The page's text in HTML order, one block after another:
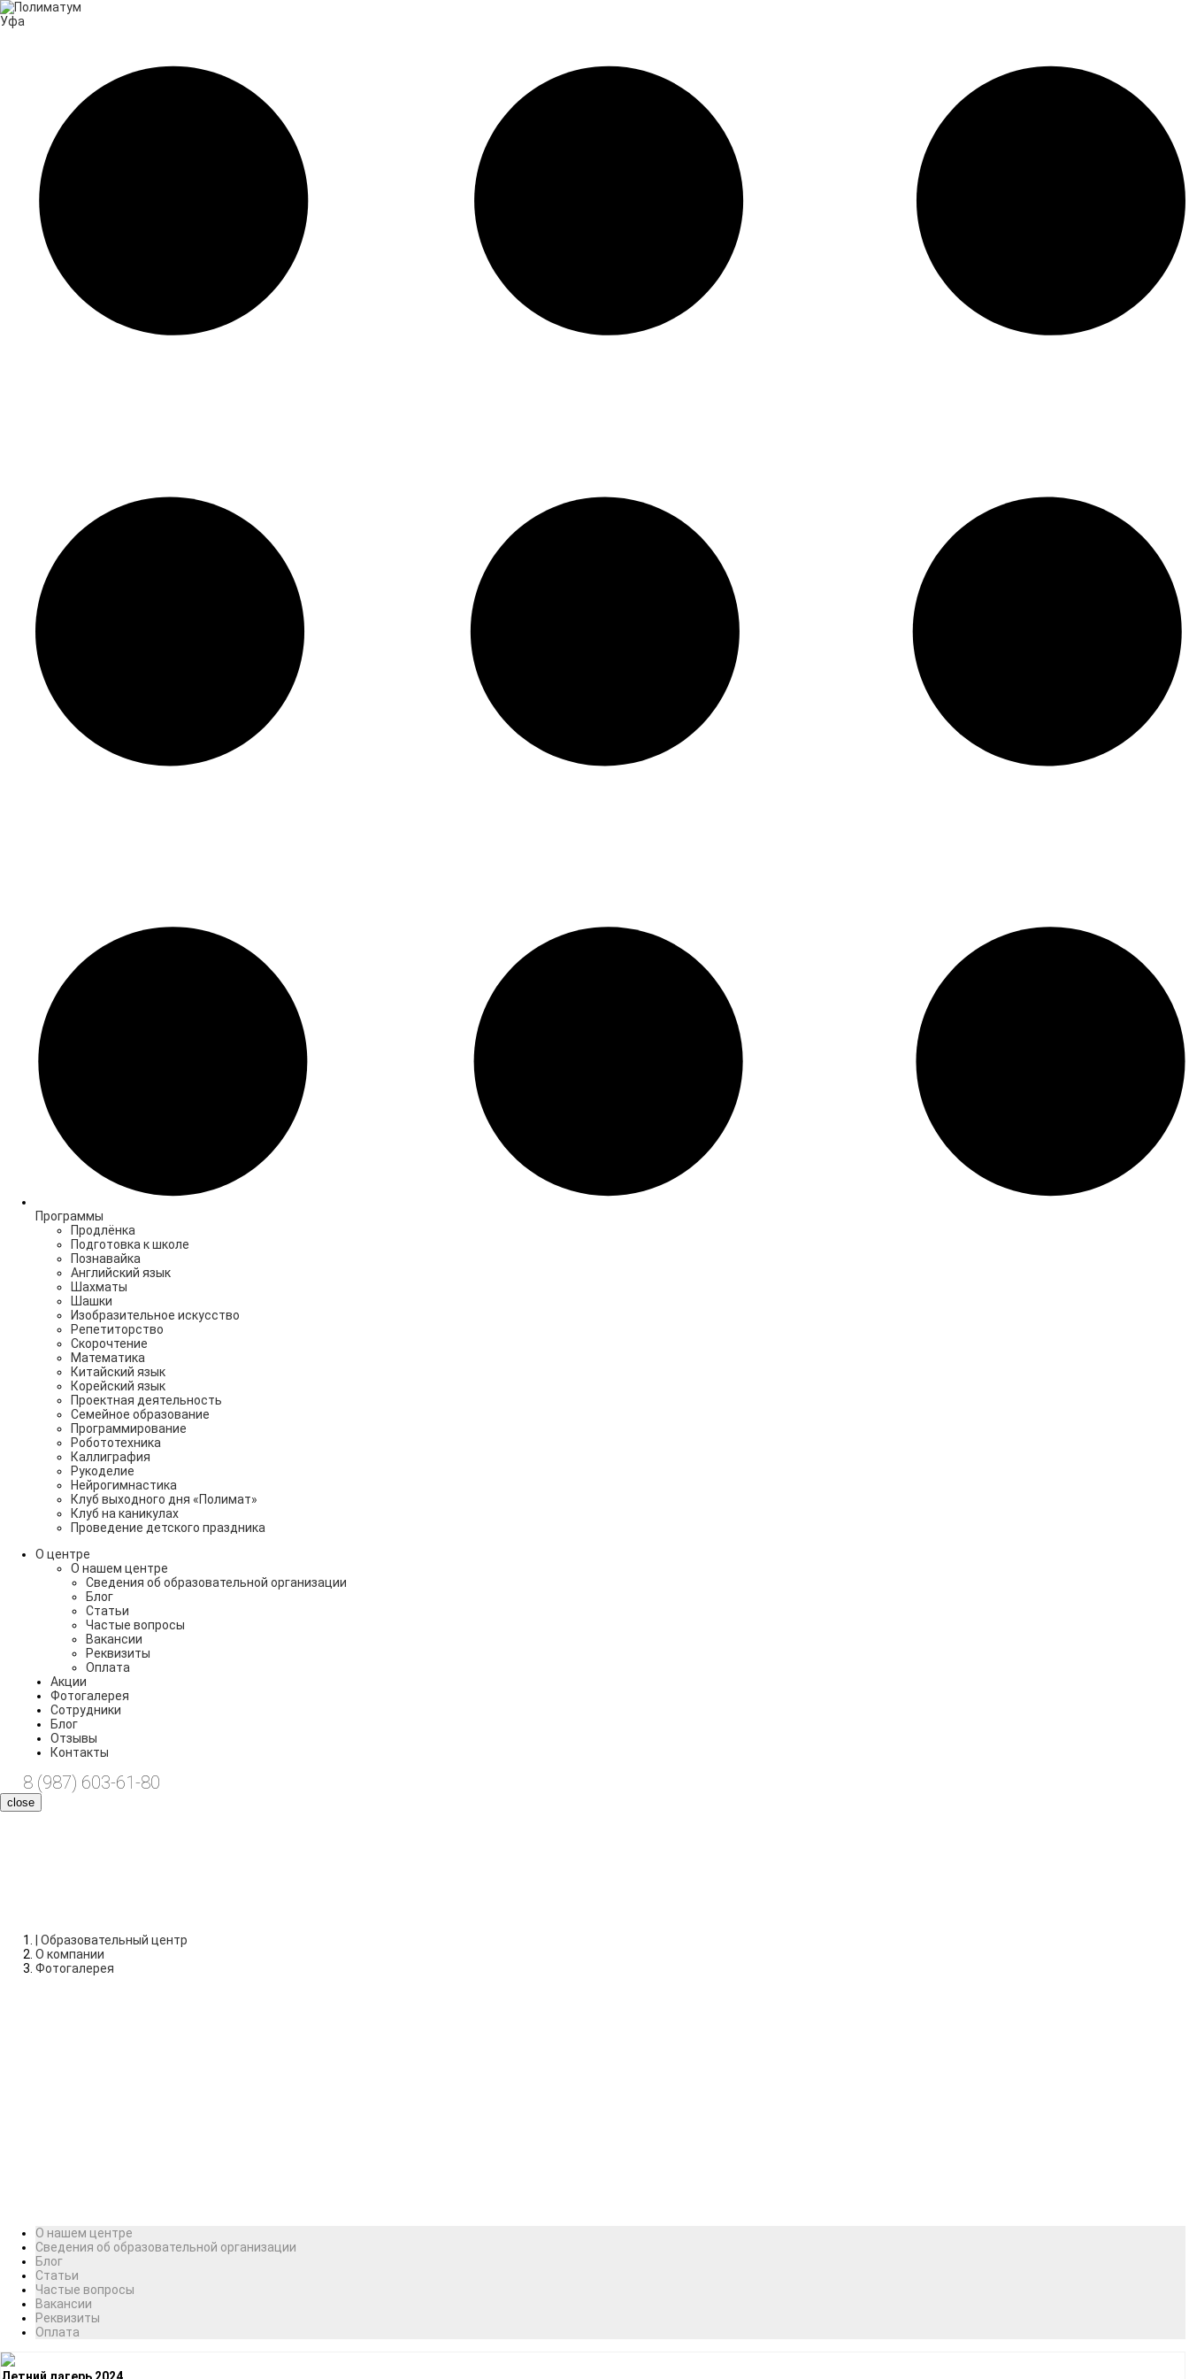
Программы
Продлёнка
Подготовка к школе
Познавайка
Английский язык
Шахматы
Шашки
Изобразительное искусство
Репетиторство
Скорочтение
Математика
Китайский язык
Корейский язык
Проектная деятельность
Семейное образование
Программирование
Робототехника
Каллиграфия
Рукоделие
Нейрогимнастика
Клуб выходного дня «Полимат»
Клуб на каникулах
Проведение детского праздника
О центре
О нашем центре
Сведения об образовательной организации
Блог
Статьи
Частые вопросы
Вакансии
Реквизиты
Оплата
Акции
Фотогалерея
Сотрудники
Блог
Отзывы
Контакты
8 (987) 603-61-80
close
| Образовательный центр
О компании
Фотогалерея
О нашем центре
Сведения об образовательной организации
Блог
Статьи
Частые вопросы
Вакансии
Реквизиты
Оплата